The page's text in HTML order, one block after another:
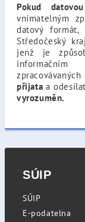
Pokud
vnímatelným
datový
Středočeský
jenž je
přijata a
vyrozuměn.
SÚIP
SÚIP
E-podatelna